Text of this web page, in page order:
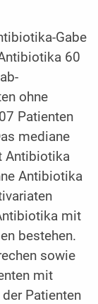
Gabe
60
ohne
Patienten
mediane
Antibiotika
Antibiotika
mit
bestehen.
sowie
mit
Patienten